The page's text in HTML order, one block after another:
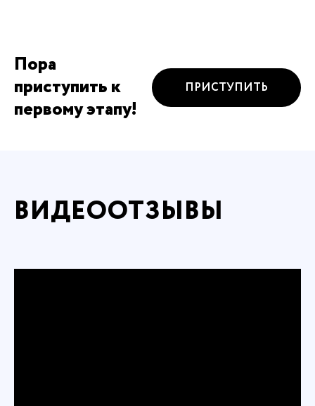
Пора
приступить к
первому этапу!
ПРИСТУПИТЬ
ВИДЕООТЗЫВЫ